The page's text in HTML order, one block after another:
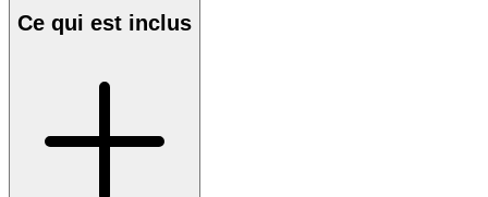
Ce qui est inclus